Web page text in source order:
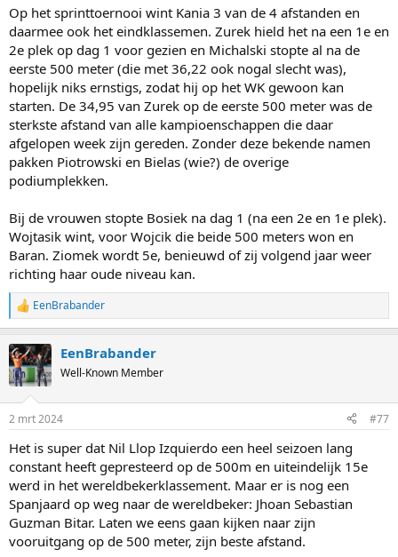
Uiteindelijk dwong een slepende knieblessure Andrea Jirku om te
stoppen. Ze reed haar laatste wedstrijd op 6 november 2009 in
Berlijn. Welgeteld 8 dagen voor haar 20e verjaardag. Ik hoop dat
Jiamin Jiang een veel langere carrière tegemoet mag schaatsen. En
wie weet of we haar dan nog ooit prominent tegen komen. Het zou
mooi zijn. Voor hetzelfde geld verdwijnt ze in de anonimiteit en tik ik
haar naam hier of ergens anders in een ander tijdsgewricht nog ooit
in een soortgelijk bericht, ergens over nog eens 17 jaar als weer een
nog niet eens 17-jarig talent ergens een prachtige tijd heeft
gereden...
Op het sprinttoernooi wint Kania 3 van de 4 afstanden en
daarmee ook het eindklassemen. Zurek hield het na een 1e en
2e plek op dag 1 voor gezien en Michalski stopte al na de
eerste 500 meter (die met 36,22 ook nogal slecht was),
hopelijk niks ernstigs, zodat hij op het WK gewoon kan
starten. De 34,95 van Zurek op de eerste 500 meter was de
sterkste afstand van alle kampioenschappen die daar
afgelopen week zijn gereden. Zonder deze bekende namen
pakken Piotrowski en Bielas (wie?) de overige
podiumplekken.
Bij de vrouwen stopte Bosiek na dag 1 (na een 2e en 1e plek).
Wojtasik wint, voor Wojcik die beide 500 meters won en
Baran. Ziomek wordt 5e, benieuwd of zij volgend jaar weer
richting haar oude niveau kan.
R
e
c
t
i
s
EenBrabander
EenBrabander
Well-Known Member
2 mrt 2024 #77
Het is super dat Nil Llop Izquierdo een heel seizoen lang
constant heeft gepresteerd op de 500m en uiteindelijk 15e
werd in het wereldbekerklassement. Maar er is nog een
Spanjaard op weg naar de wereldbeker: Jhoan Sebastian
Guzman Bitar. Laten we eens gaan kijken naar zijn
vooruitgang op de 500 meter, zijn beste afstand.